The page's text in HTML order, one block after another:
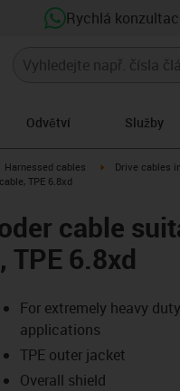
Rychlá
Odvětví Služby
igus-icon-arrow-right
Harnessed cables igus-icon-
Drive cables
TPE 6.8xd
cable
6.8xd
For extremely heavy duty
applications
TPE outer jacket
Overall shield